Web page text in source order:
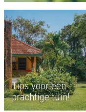
Tips voor een
prachtige tuin!